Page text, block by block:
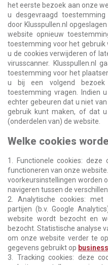
het eerste bezoek aan onze
u desgevraagd
door Klusspullen.nl
website opnieuw
toestemming voor het gebruik
u de cookies verwijderen of
virusscanner. Klusspullen.nl
toestemming voor het
u bij een volgend
toestemming vragen. Indien
echter gebeuren dat u niet
gebruik kunt maken, of dat
(onderdelen van) de website.
Welke cookies
1. Functionele cookies:
functioneren van onze
voorkeursinstellingen worden
navigeren tussen de
2. Analytische cookies:
partijen (b.v. Google
website wordt bezocht en
bezocht. Statistische analyse
om onze website verder te
gegevens gebruikt op
3. Tracking cookies: deze